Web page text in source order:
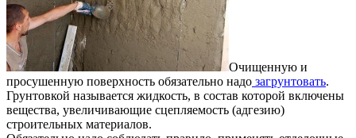
Очищенную и
просушенную поверхность обязательно надо загрунтовать.
Грунтовкой называется жидкость, в состав которой включены
вещества, увеличивающие сцепляемость (адгезию)
строительных материалов.